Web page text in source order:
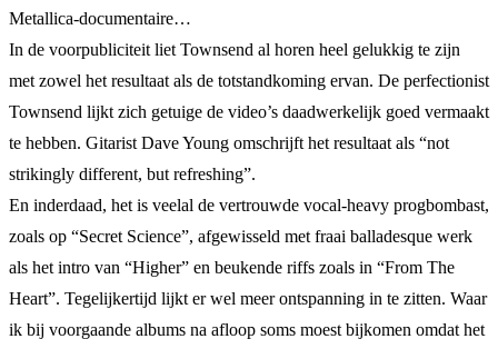
Metallica-documentaire…
In de voorpubliciteit liet Townsend al horen heel gelukkig te zijn
met zowel het resultaat als de totstandkoming ervan. De perfectionist
Townsend lijkt zich getuige de video’s daadwerkelijk goed vermaakt
te hebben. Gitarist Dave Young omschrijft het resultaat als “not
strikingly different, but refreshing”.
En inderdaad, het is veelal de vertrouwde vocal-heavy progbombast,
zoals op “Secret Science”, afgewisseld met fraai balladesque werk
als het intro van “Higher” en beukende riffs zoals in “From The
Heart”. Tegelijkertijd lijkt er wel meer ontspanning in te zitten. Waar
ik bij voorgaande albums na afloop soms moest bijkomen omdat het